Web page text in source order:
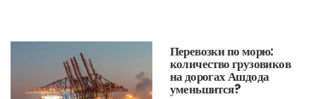
Перевозки по морю:
количество грузовиков
на дорогах Ашдода
уменьшится?